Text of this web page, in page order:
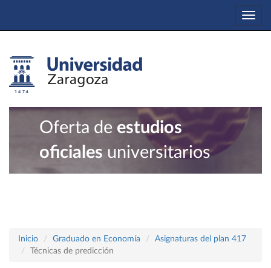
Oferta de estudios
oficiales universitarios
Inicio Graduado en Economía
Asignaturas del plan 417
Técnicas de predicción